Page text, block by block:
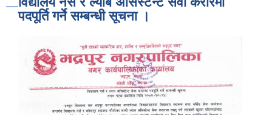
पदपूर्ति गर्ने सम्बन्धी सूचना ।